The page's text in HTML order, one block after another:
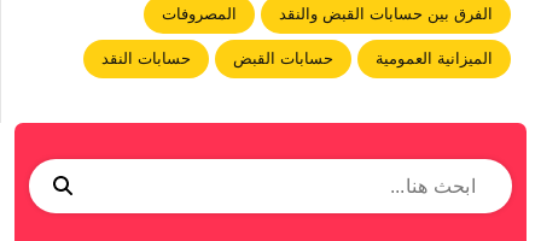
الفرق بين حسابات القبض والنقد المصروفات
الميزانية العمومية حسابات القبض حسابات النقد